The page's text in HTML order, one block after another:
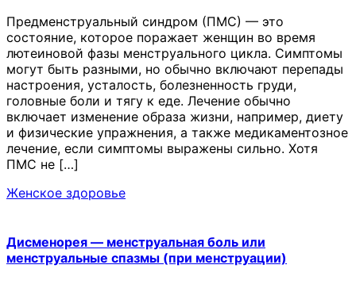
Предменструальный синдром (ПМС) — это
состояние, которое поражает женщин во время
лютеиновой фазы менструального цикла. Симптомы
могут быть разными, но обычно включают перепады
настроения, усталость, болезненность груди,
головные боли и тягу к еде. Лечение обычно
включает изменение образа жизни, например, диету
и физические упражнения, а также медикаментозное
лечение, если симптомы выражены сильно. Хотя
ПМС не […]
Женское здоровье
Дисменорея — менструальная боль или
менструальные спазмы (при менструации)